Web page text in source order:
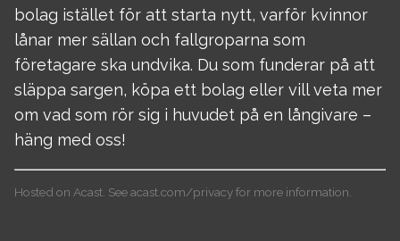
bolag istället för att starta nytt, varför kvinnor
lånar mer sällan och fallgroparna som
företagare ska undvika. Du som funderar på att
släppa sargen, köpa ett bolag eller vill veta mer
om vad som rör sig i huvudet på en långivare –
häng med oss!
Hosted on Acast. Seeacast.com/privacyfor more information.